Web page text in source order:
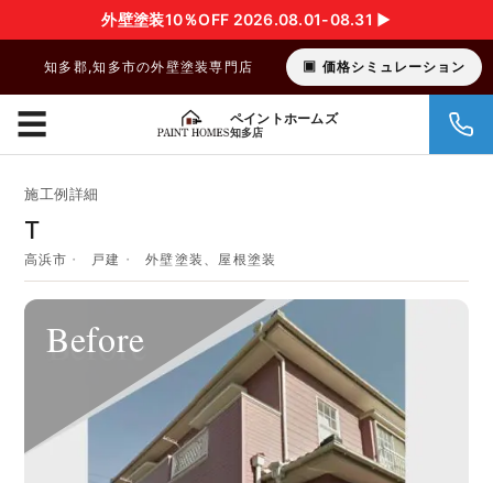
外壁塗装10％OFF 2026.08.01-08.31 ▶︎
知多郡,知多市の外壁塗装専門店 価格シミュレーション
ペイントホームズ
知多店
☰
施工例詳細
T
高浜市 戸建 外壁塗装、屋根塗装
Before